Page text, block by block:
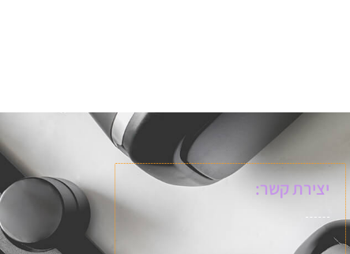
יצירת קשר: